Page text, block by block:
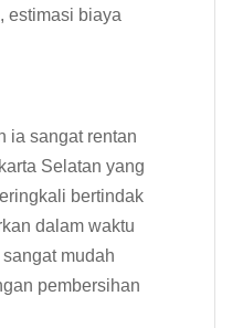
estimasi biaya
ia sangat rentan
Selatan yang
bertindak
dalam waktu
mudah
pembersihan